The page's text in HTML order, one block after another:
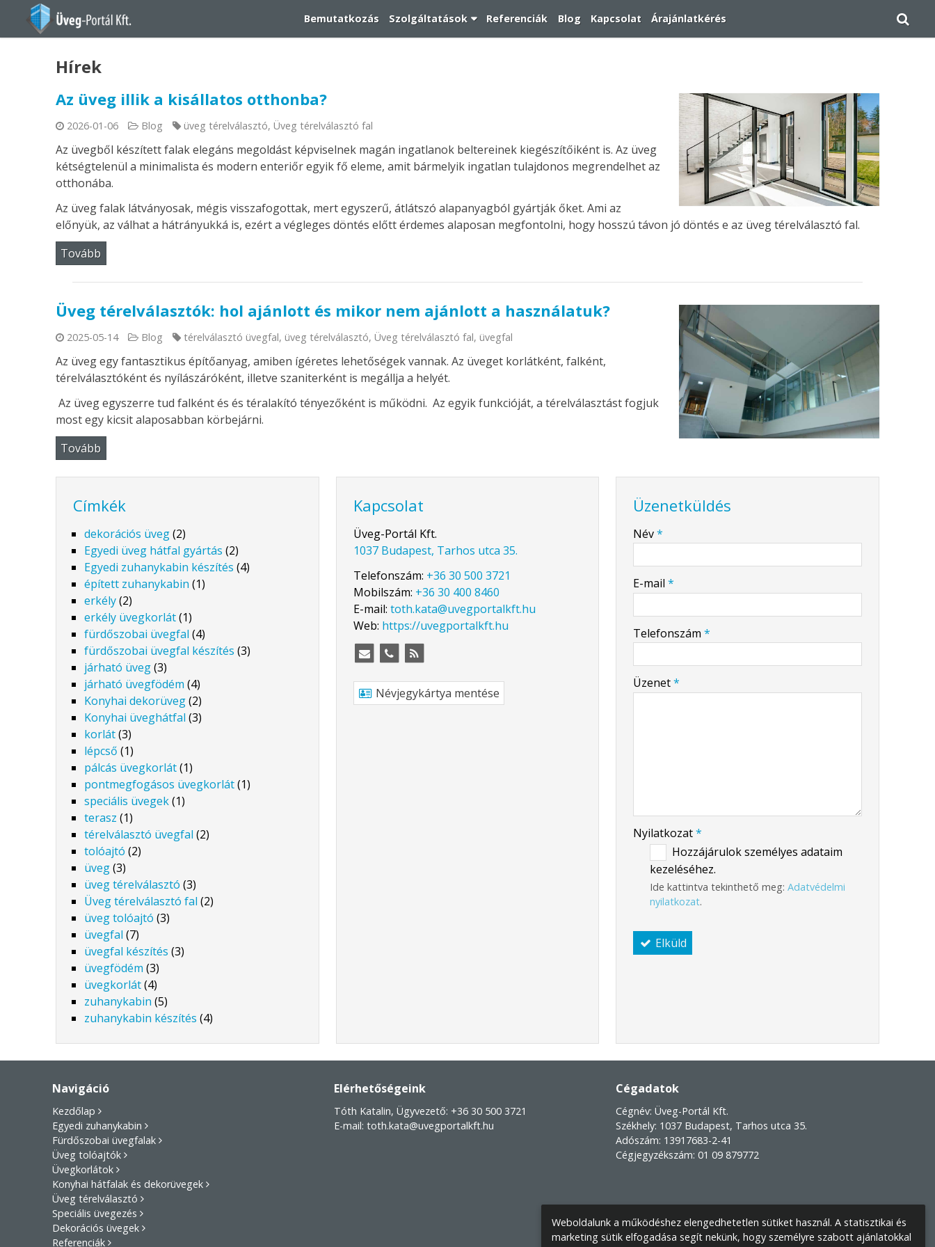
Bemutatkozás Szolgáltatások Referenciák Blog Kapcsolat Árajánlatkérés
Hírek
Az üveg illik a kisállatos otthonba?
2026-01-06 Blog üveg térelválasztó,Üveg térelválasztó fal
Az üvegből készített falak elegáns megoldást képviselnek magán ingatlanok beltereinek kiegészítőiként is. Az üveg
kétségtelenül a minimalista és modern enteriőr egyik fő eleme, amit bármelyik ingatlan tulajdonos megrendelhet az
otthonába.
Az üveg falak látványosak, mégis visszafogottak, mert egyszerű, átlátszó alapanyagból gyártják őket. Ami az
előnyük, az válhat a hátrányukká is, ezért a végleges döntés előtt érdemes alaposan megfontolni, hogy hosszú távon jó döntés e az üveg térelválasztó fal.
Tovább
Üveg térelválasztók: hol ajánlott és mikor nem ajánlott a használatuk?
2025-05-14 Blog térelválasztó üvegfal,üveg térelválasztó,Üveg térelválasztó fal,üvegfal
Az üveg egy fantasztikus építőanyag, amiben ígéretes lehetőségek vannak. Az üveget korlátként, falként,
térelválasztóként és nyílászáróként, illetve szaniterként is megállja a helyét.
Az üveg egyszerre tud falként és és téralakító tényezőként is működni. Az egyik funkcióját, a térelválasztást fogjuk
most egy kicsit alaposabban körbejárni.
Tovább
Címkék
dekorációs üveg(2)
Egyedi üveg hátfal gyártás (2)
Egyedi zuhanykabin készítés (4)
épített zuhanykabin (1)
erkély(2)
erkély üvegkorlát(1)
fürdőszobai üvegfal (4)
fürdőszobai üvegfal készítés (3)
járható üveg(3)
járható üvegfödém (4)
Konyhai dekorüveg(2)
Konyhai üveghátfal (3)
korlát(3)
lépcső (1)
pálcás üvegkorlát(1)
pontmegfogásos üvegkorlát(1)
speciális üvegek(1)
terasz (1)
térelválasztó üvegfal (2)
tolóajtó (2)
üveg(3)
üveg térelválasztó (3)
Üveg térelválasztó fal (2)
üveg tolóajtó (3)
üvegfal (7)
üvegfal készítés (3)
üvegfödém (3)
üvegkorlát(4)
zuhanykabin (5)
zuhanykabin készítés (4)
Kapcsolat
Üveg-Portál Kft.
1037 Budapest, Tarhos utca 35.
Telefonszám: +36 30 500 3721
Mobilszám: +36 30 400 8460
E-mail: toth.kata@uvegportalkft.hu
Web: https://uvegportalkft.hu
Névjegykártya mentése
Üzenetküldés
-
Név*
E-mail*
Telefonszám*
Üzenet*
Nyilatkozat*
Hozzájárulok személyes adataim
kezeléséhez.
Ide kattintva tekinthető meg:Adatvédelmi
nyilatkozat.
Elküld
Navigáció
Kezdőlap
Egyedi zuhanykabin
Fürdőszobai üvegfalak
Üveg tolóajtók
Üvegkorlátok
Konyhai hátfalak és dekorüvegek
Üveg térelválasztó
Speciális üvegezés
Dekorációs üvegek
Referenciák
Elérhetőségeink
Tóth Katalin, Ügyvezető: +36 30 500 3721
E-mail:toth.kata@uvegportalkft.hu
Cégadatok
Cégnév:Üveg-Portál Kft.
Székhely: 1037 Budapest, Tarhos utca 35.
Adószám: 13917683-2-41
Cégjegyzékszám: 01 09 879772
Weboldalunk a működéshez elengedhetetlen sütiket használ. A statisztikai és
marketing sütik elfogadása segít nekünk, hogy személyre szabott ajánlatokkal